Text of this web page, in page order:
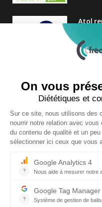
Atol
une
25
27
Copyright © 2026 | Tous
Politique de confidentialité|